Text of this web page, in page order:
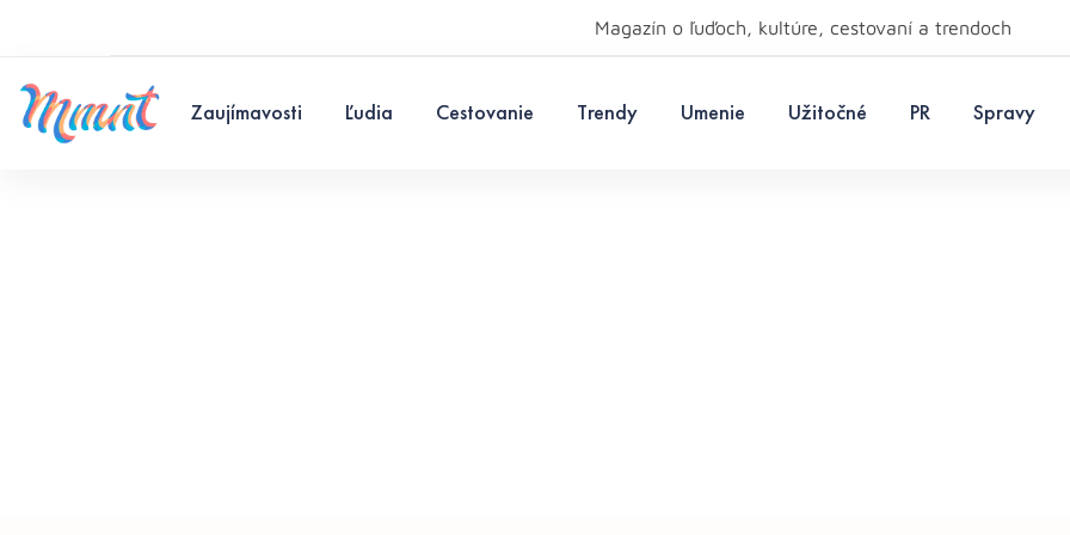
Magazín o ľuďoch, kultúre, cestovaní a trendoch
Zaujímavosti Ľudia Cestovanie Trendy Umenie Užitočné PR Spravy